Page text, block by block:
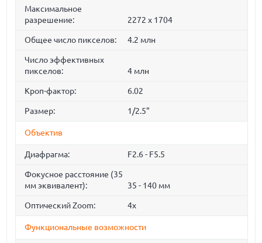
Максимальное
разрешение:
2272 x 1704
Общее число пикселов: 4.2 млн
Число эффективных
пикселов:
4 млн
Кроп-фактор: 6.02
Размер: 1/2.5"
Объектив
Диафрагма: F2.6 - F5.5
Фокусное расстояние (35
мм эквивалент):
35 - 140 мм
Оптический Zoom: 4x
Функциональные возможности